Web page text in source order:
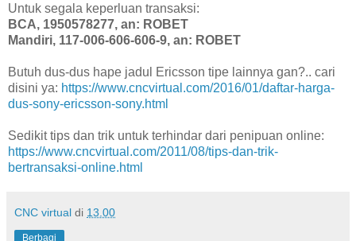
Untuk segala keperluan transaksi:
BCA, 1950578277, an: ROBET
Mandiri, 117-006-606-606-9, an: ROBET
Butuh dus-dus hape jadul Ericsson tipe lainnya gan?.. cari
disini ya: https://www.cncvirtual.com/2016/01/daftar-harga-
dus-sony-ericsson-sony.html
Sedikit tips dan trik untuk terhindar dari penipuan online:
https://www.cncvirtual.com/2011/08/tips-dan-trik-
bertransaksi-online.html
CNC virtual di 13.00
Berbagi